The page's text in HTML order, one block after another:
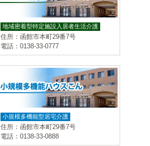
地域密着型特定施設入居者生活介護
住所：函館市本町29番7号
電話：0138-33-0777
小規模多機能型居宅介護
住所：函館市本町29番7号
電話：0138-33-0888